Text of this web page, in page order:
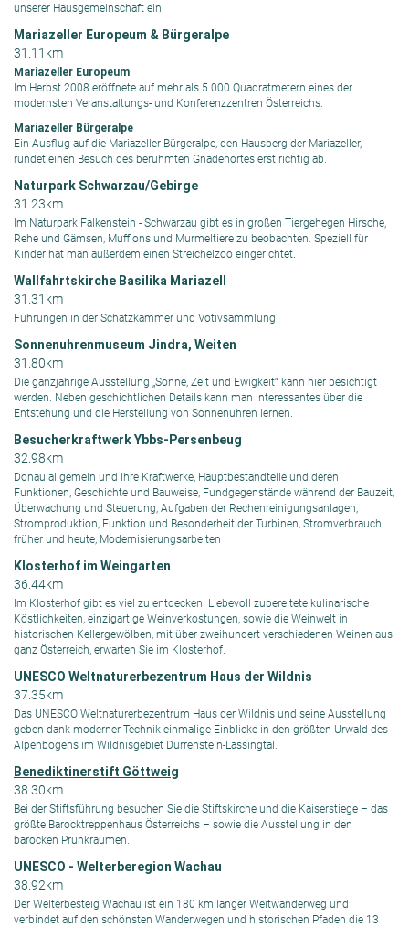
unserer Hausgemeinschaft ein.
Mariazeller Europeum & Bürgeralpe
31.11km
Mariazeller Europeum
Im Herbst 2008 eröffnete auf mehr als 5.000 Quadratmetern eines der
modernsten Veranstaltungs- und Konferenzzentren Österreichs.
Mariazeller Bürgeralpe
Ein Ausflug auf die Mariazeller Bürgeralpe, den Hausberg der Mariazeller,
rundet einen Besuch des berühmten Gnadenortes erst richtig ab.
Naturpark Schwarzau/Gebirge
31.23km
Im Naturpark Falkenstein - Schwarzau gibt es in großen Tiergehegen Hirsche,
Rehe und Gämsen, Mufflons und Murmeltiere zu beobachten. Speziell für
Kinder hat man außerdem einen Streichelzoo eingerichtet.
Wallfahrtskirche Basilika Mariazell
31.31km
Führungen in der Schatzkammer und Votivsammlung
Sonnenuhrenmuseum Jindra, Weiten
31.80km
Die ganzjährige Ausstellung „Sonne, Zeit und Ewigkeit“ kann hier besichtigt
werden. Neben geschichtlichen Details kann man Interessantes über die
Entstehung und die Herstellung von Sonnenuhren lernen.
Besucherkraftwerk Ybbs-Persenbeug
32.98km
Donau allgemein und ihre Kraftwerke, Hauptbestandteile und deren
Funktionen, Geschichte und Bauweise, Fundgegenstände während der Bauzeit,
Überwachung und Steuerung, Aufgaben der Rechenreinigungsanlagen,
Stromproduktion, Funktion und Besonderheit der Turbinen, Stromverbrauch
früher und heute, Modernisierungsarbeiten
Klosterhof im Weingarten
36.44km
Im Klosterhof gibt es viel zu entdecken! Liebevoll zubereitete kulinarische
Köstlichkeiten, einzigartige Weinverkostungen, sowie die Weinwelt in
historischen Kellergewölben, mit über zweihundert verschiedenen Weinen aus
ganz Österreich, erwarten Sie im Klosterhof.
UNESCO Weltnaturerbezentrum Haus der Wildnis
37.35km
Das UNESCO Weltnaturerbezentrum Haus der Wildnis und seine Ausstellung
geben dank moderner Technik einmalige Einblicke in den größten Urwald des
Alpenbogens im Wildnisgebiet Dürrenstein-Lassingtal.
Benediktinerstift Göttweig
38.30km
Bei der Stiftsführung besuchen Sie die Stiftskirche und die Kaiserstiege – das
größte Barocktreppenhaus Österreichs – sowie die Ausstellung in den
barocken Prunkräumen.
UNESCO - Welterberegion Wachau
38.92km
Der Welterbesteig Wachau ist ein 180 km langer Weitwanderweg und
verbindet auf den schönsten Wanderwegen und historischen Pfaden die 13